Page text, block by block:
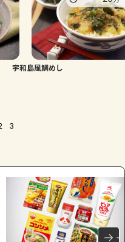
宇和島風鯛めし
3